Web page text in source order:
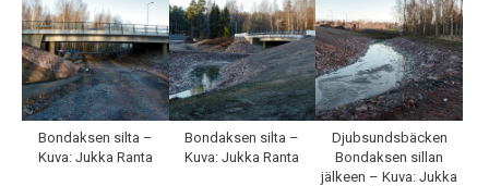
Bondaksen silta –
Kuva: Jukka Ranta
Bondaksen silta –
Kuva: Jukka Ranta
Djubsundsbäcken
Bondaksen sillan
jälkeen – Kuva: Jukka